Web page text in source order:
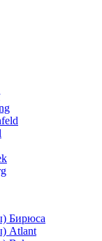
Бирюса
Atlant